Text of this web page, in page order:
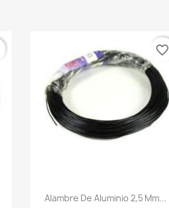
Vista rápida
Alambre De Aluminio 2,5 Mm...
favorite_border